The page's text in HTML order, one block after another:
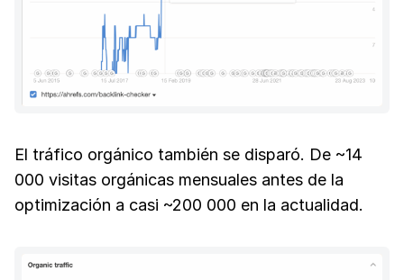
El tráfico orgánico también se disparó. De ~14
000 visitas orgánicas mensuales antes de la
optimización a casi ~200 000 en la actualidad.